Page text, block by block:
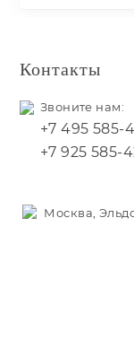
Контакты
Звоните нам:
+7 495 585-
+7 925 585-
Москва,